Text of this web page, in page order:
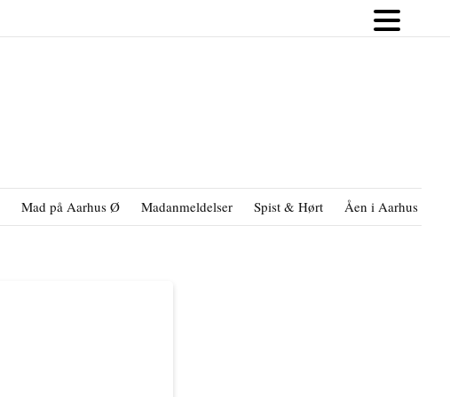
Mad på Aarhus Ø Madanmeldelser Spist & Hørt Åen i Aarhus